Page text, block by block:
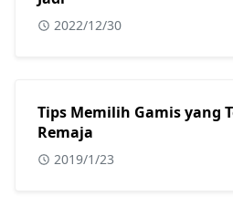
2022/12/30
Tips Memilih Gamis yang
Remaja
2019/1/23